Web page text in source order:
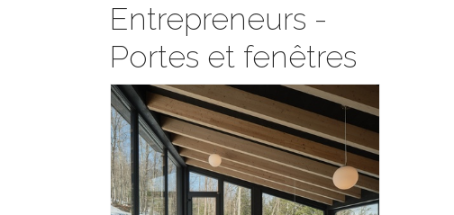
Entrepreneurs -
Portes et fenêtres